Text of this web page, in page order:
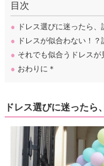
目次
● ドレス選びに迷ったら
● ドレスが似合わない！
● それでも似合うドレスが
● おわりに＊
ドレス選びに迷った